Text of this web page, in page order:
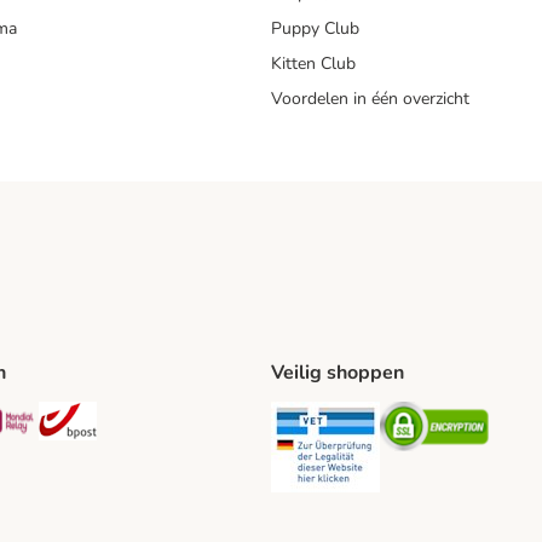
Puppy Club
Kitten Club
Voordelen in één overzicht
Method
Shipping Method
Mondial Relay Shipping Method
Veilig shoppen
Security